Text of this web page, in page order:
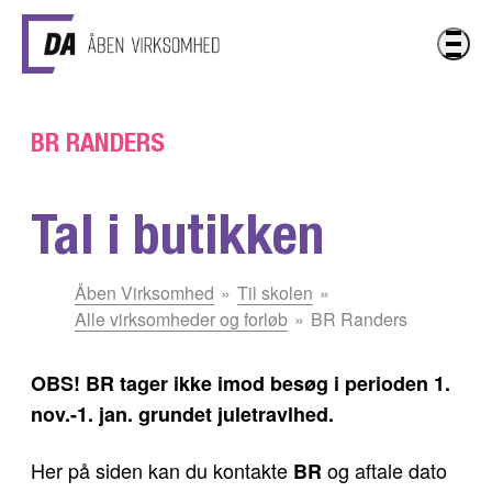
Gå til hovedindhold
BR RANDERS
Tal i butikken
Åben Virksomhed
Til skolen
Alle virksomheder og forløb
BR Randers
OBS! BR tager ikke imod besøg i perioden 1.
nov.-1. jan. grundet juletravlhed.
Her på siden kan du kontakte BRog aftale dato